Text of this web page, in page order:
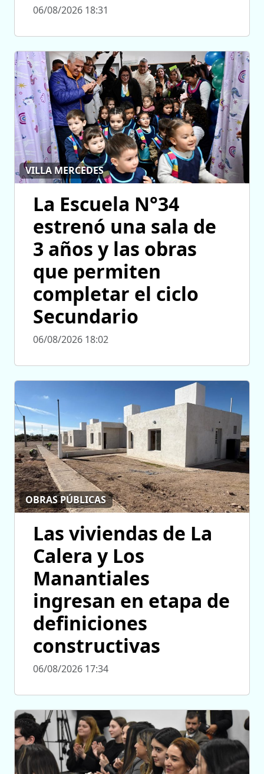
06/08/2026 18:31
VILLA MERCEDES
La Escuela N°34
estrenó una sala de
3 años y las obras
que permiten
completar el ciclo
Secundario
06/08/2026 18:02
OBRAS PÚBLICAS
Las viviendas de La
Calera y Los
Manantiales
ingresan en etapa de
definiciones
constructivas
06/08/2026 17:34